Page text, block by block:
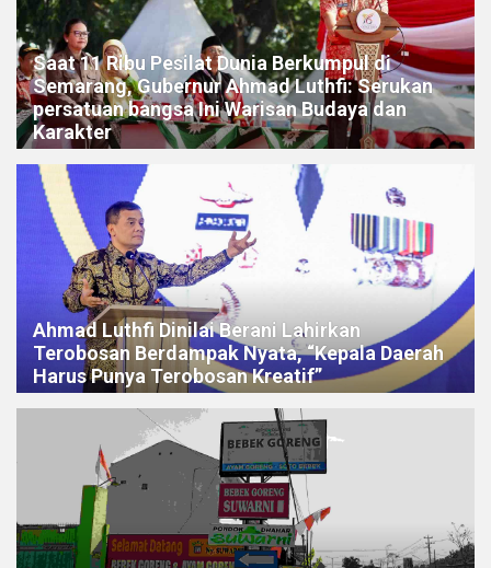
Saat 11 Ribu Pesilat Dunia Berkumpul di
Semarang, Gubernur Ahmad Luthfi: Serukan
persatuan bangsa Ini Warisan Budaya dan
Karakter
Ahmad Luthfi Dinilai Berani Lahirkan
Terobosan Berdampak Nyata, “Kepala Daerah
Harus Punya Terobosan Kreatif”